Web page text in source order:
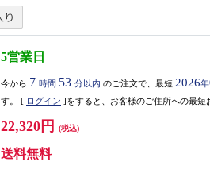
5営業日
今から 7 時間 53 分以内 のご注文で、最短 2026年
す。 [ ログイン ]をすると、お客様のご住所への最短
22,320円 (税込)
送料無料